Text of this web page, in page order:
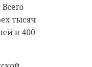
тысяч
и 400